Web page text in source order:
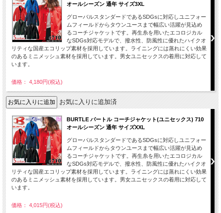
オールシーズン 通年 サイズ3XL
グローバルスタンダードであるSDGsに対応しユニフォー
ムフィールドからタウンユースまで幅広い活躍が見込め
るコーチジャケットです。再生糸を用いたエコロジカル
なSDGs対応モデルで、撥水性、防風性に優れたハイクオ
リティな国産エコリップ素材を採用しています。ライニングには蒸れにくい効果
のあるミニメッシュ素材を採用しています。男女ユニセックスの着用に対応して
います。
価格： 4,180円(税込)
お気に入りに追加済
BURTLE バートル コーチジャケット(ユニセックス) 710
オールシーズン 通年 サイズXXL
グローバルスタンダードであるSDGsに対応しユニフォー
ムフィールドからタウンユースまで幅広い活躍が見込め
るコーチジャケットです。再生糸を用いたエコロジカル
なSDGs対応モデルで、撥水性、防風性に優れたハイクオ
リティな国産エコリップ素材を採用しています。ライニングには蒸れにくい効果
のあるミニメッシュ素材を採用しています。男女ユニセックスの着用に対応して
います。
価格： 4,015円(税込)